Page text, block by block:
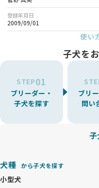
登録年月日
2009/09/01
使い
子犬を
STEP01
ブリーダー・
子犬を探す
ブリ
問い
子
犬種 から子犬を探す
小型犬